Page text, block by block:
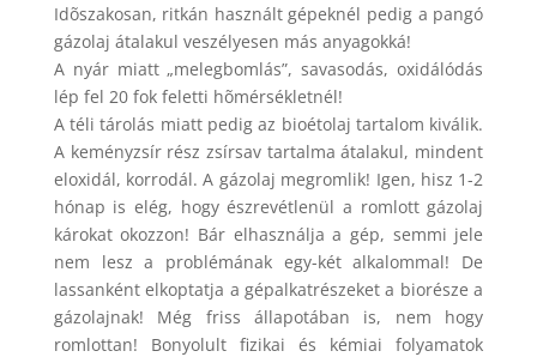
Idõszakosan, ritkán használt gépeknél pedig a pangó
gázolaj átalakul veszélyesen más anyagokká!
A nyár miatt „melegbomlás”, savasodás, oxidálódás
lép fel 20 fok feletti hõmérsékletnél!
A téli tárolás miatt pedig az bioétolaj tartalom kiválik.
A keményzsír rész zsírsav tartalma átalakul, mindent
eloxidál, korrodál. A gázolaj megromlik! Igen, hisz 1-2
hónap is elég, hogy észrevétlenül a romlott gázolaj
károkat okozzon! Bár elhasználja a gép, semmi jele
nem lesz a problémának egy-két alkalommal! De
lassanként elkoptatja a gépalkatrészeket a biorésze a
gázolajnak! Még friss állapotában is, nem hogy
romlottan! Bonyolult fizikai és kémiai folyamatok